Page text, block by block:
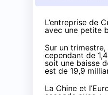
L’entreprise de
avec une petite
Sur un
cependant de
soit une baisse
est de 19,9
La Chine et